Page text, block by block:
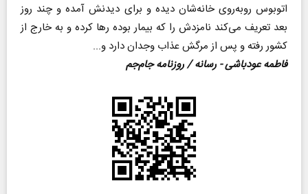
اتوبوس روبه‌روی خانه‌شان دیده و برای دیدنش آمده و چند روز
بعد تعریف می‌کند نامزدش را که بیمار بوده رها کرده و به خارج از
کشور رفته و پس از مرگش عذاب وجدان دارد و...
فاطمه عودباشی - رسانه / روزنامه جام‌جم